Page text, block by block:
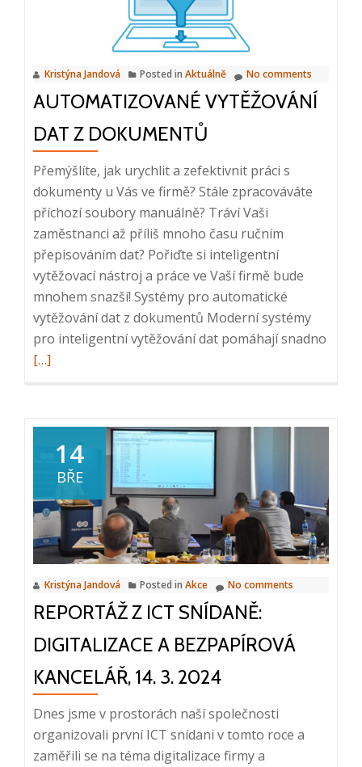
6.
2024,
10:00
–
10:20
Kristýna Jandová Posted in Aktuálně No comments
AUTOMATIZOVANÉ VYTĚŽOVÁNÍ
DAT Z DOKUMENTŮ
Přemýšlíte, jak urychlit a zefektivnit práci s
dokumenty u Vás ve firmě? Stále zpracováváte
příchozí soubory manuálně? Tráví Vaši
zaměstnanci až příliš mnoho času ručním
přepisováním dat? Pořiďte si inteligentní
vytěžovací nástroj a práce ve Vaší firmě bude
mnohem snazší! Systémy pro automatické
vytěžování dat z dokumentů Moderní systémy
pro inteligentní vytěžování dat pomáhají snadno
[…]
14
BŘE
Kristýna Jandová Posted in Akce No comments
REPORTÁŽ Z ICT SNÍDANĚ:
DIGITALIZACE A BEZPAPÍROVÁ
KANCELÁŘ, 14. 3. 2024
Dnes jsme v prostorách naší společnosti
organizovali první ICT snídani v tomto roce a
zaměřili se na téma digitalizace firmy a